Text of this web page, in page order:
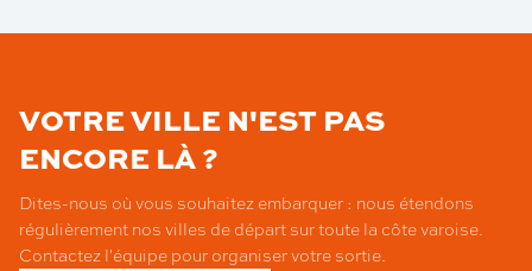
VOTRE VILLE N'EST PAS
ENCORE LÀ ?
Dites-nous où vous souhaitez embarquer : nous étendons
régulièrement nos villes de départ sur toute la côte varoise.
Contactez l'équipe pour organiser votre sortie.